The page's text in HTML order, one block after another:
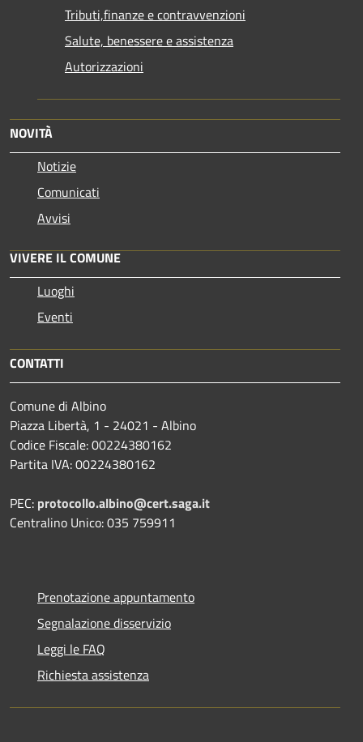
Tributi,finanze e contravvenzioni
Salute, benessere e assistenza
Autorizzazioni
NOVITÀ
Notizie
Comunicati
Avvisi
VIVERE IL COMUNE
Luoghi
Eventi
CONTATTI
Comune di Albino
Piazza Libertà, 1 - 24021 - Albino
Codice Fiscale: 00224380162
Partita IVA: 00224380162
PEC: protocollo.albino@cert.saga.it
Centralino Unico: 035 759911
Prenotazione appuntamento
Segnalazione disservizio
Leggi le FAQ
Richiesta assistenza